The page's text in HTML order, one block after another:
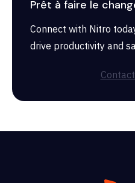
Prêt à faire le
Connect with Nitro
drive productivity and